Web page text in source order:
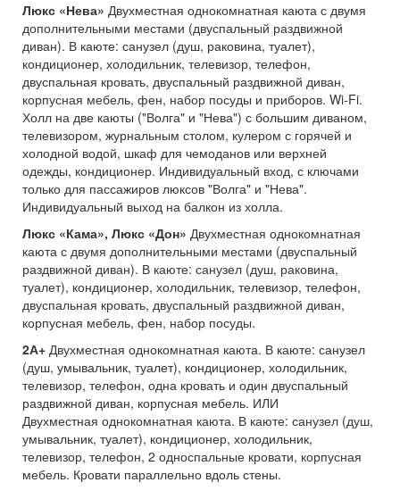
Люкс «Нева» Двухместная однокомнатная каюта с двумя
дополнительными местами (двуспальный раздвижной
диван). В каюте: санузел (душ, раковина, туалет),
кондиционер, холодильник, телевизор, телефон,
двуспальная кровать, двуспальный раздвижной диван,
корпусная мебель, фен, набор посуды и приборов. Wi-Fi.
Холл на две каюты ("Волга" и "Нева") с большим диваном,
телевизором, журнальным столом, кулером с горячей и
холодной водой, шкаф для чемоданов или верхней
одежды, кондиционер. Индивидуальный вход, с ключами
только для пассажиров люксов "Волга" и "Нева".
Индивидуальный выход на балкон из холла.
Люкс «Кама», Люкс «Дон» Двухместная однокомнатная
каюта с двумя дополнительными местами (двуспальный
раздвижной диван). В каюте: санузел (душ, раковина,
туалет), кондиционер, холодильник, телевизор, телефон,
двуспальная кровать, двуспальный раздвижной диван,
корпусная мебель, фен, набор посуды.
2А+ Двухместная однокомнатная каюта. В каюте: санузел
(душ, умывальник, туалет), кондиционер, холодильник,
телевизор, телефон, одна кровать и один двуспальный
раздвижной диван, корпусная мебель. ИЛИ
Двухместная однокомнатная каюта. В каюте: санузел (душ,
умывальник, туалет), кондиционер, холодильник,
телевизор, телефон, 2 односпальные кровати, корпусная
мебель. Кровати параллельно вдоль стены.